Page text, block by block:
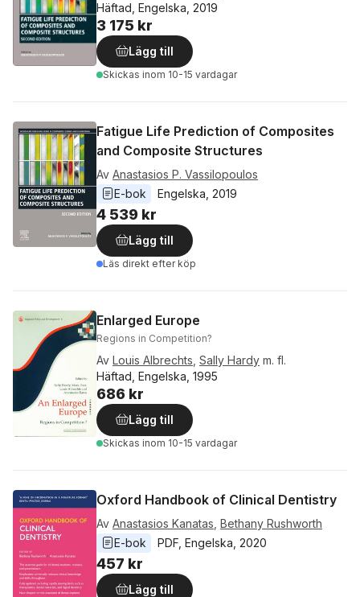
Häftad, Engelska, 2019
3 175 kr
Lägg till
Skickas inom 10-15 vardagar
Fatigue Life Prediction of Composites
and Composite Structures
Av Anastasios P. Vassilopoulos
E-bok
Engelska 2019
4 539 kr
Lägg till
Läs direkt efter köp
Enlarged Europe
Regions in Competition?
Av Louis Albrechts Sally Hardy m. fl.
Häftad, Engelska, 1995
686 kr
Lägg till
Skickas inom 10-15 vardagar
Oxford Handbook of Clinical Dentistry
Av Anastasios Kanatas Bethany Rushworth
E-bok
PDF Engelska 2020
457 kr
Lägg till